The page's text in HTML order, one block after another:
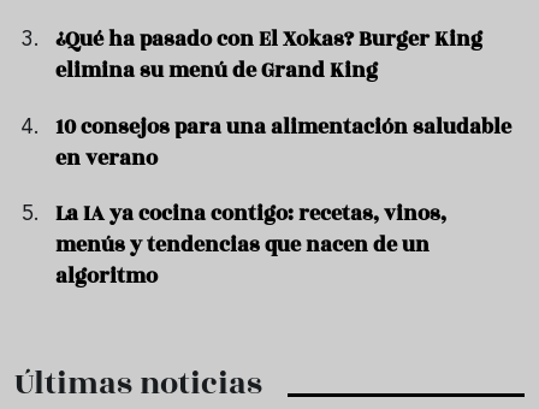
¿Qué ha pasado con El Xokas? Burger King
elimina su menú de Grand King
10 consejos para una alimentación saludable
en verano
La IA ya cocina contigo: recetas, vinos,
menús y tendencias que nacen de un
algoritmo
Últimas noticias